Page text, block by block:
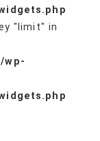
"limit" in
wp-